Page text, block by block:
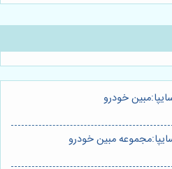
خودرو
مبین خودرو